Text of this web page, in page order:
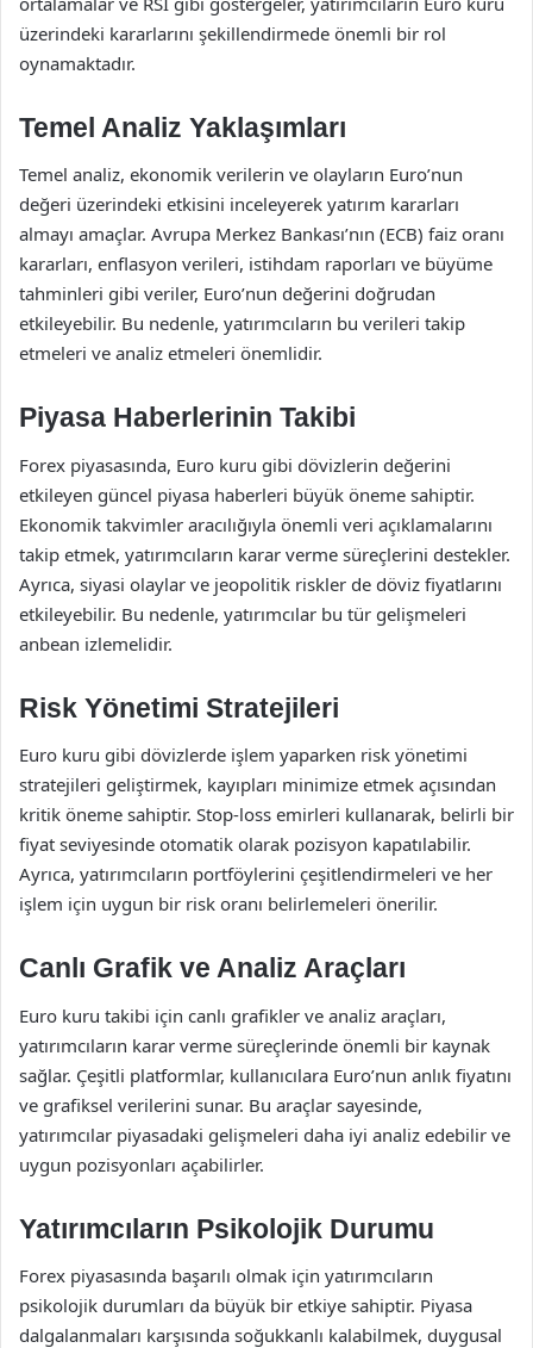
üzerindeki kararlarını şekillendirmede önemli bir rol
oynamaktadır.
Temel Analiz Yaklaşımları
Temel analiz, ekonomik verilerin ve olayların Euro’nun
değeri üzerindeki etkisini inceleyerek yatırım kararları
almayı amaçlar. Avrupa Merkez Bankası’nın (ECB) faiz oranı
kararları, enflasyon verileri, istihdam raporları ve büyüme
tahminleri gibi veriler, Euro’nun değerini doğrudan
etkileyebilir. Bu nedenle, yatırımcıların bu verileri takip
etmeleri ve analiz etmeleri önemlidir.
Piyasa Haberlerinin Takibi
Forex piyasasında, Euro kuru gibi dövizlerin değerini
etkileyen güncel piyasa haberleri büyük öneme sahiptir.
Ekonomik takvimler aracılığıyla önemli veri açıklamalarını
takip etmek, yatırımcıların karar verme süreçlerini destekler.
Ayrıca, siyasi olaylar ve jeopolitik riskler de döviz fiyatlarını
etkileyebilir. Bu nedenle, yatırımcılar bu tür gelişmeleri
anbean izlemelidir.
Risk Yönetimi Stratejileri
Euro kuru gibi dövizlerde işlem yaparken risk yönetimi
stratejileri geliştirmek, kayıpları minimize etmek açısından
kritik öneme sahiptir. Stop-loss emirleri kullanarak, belirli bir
fiyat seviyesinde otomatik olarak pozisyon kapatılabilir.
Ayrıca, yatırımcıların portföylerini çeşitlendirmeleri ve her
işlem için uygun bir risk oranı belirlemeleri önerilir.
Canlı Grafik ve Analiz Araçları
Euro kuru takibi için canlı grafikler ve analiz araçları,
yatırımcıların karar verme süreçlerinde önemli bir kaynak
sağlar. Çeşitli platformlar, kullanıcılara Euro’nun anlık fiyatını
ve grafiksel verilerini sunar. Bu araçlar sayesinde,
yatırımcılar piyasadaki gelişmeleri daha iyi analiz edebilir ve
uygun pozisyonları açabilirler.
Yatırımcıların Psikolojik Durumu
Forex piyasasında başarılı olmak için yatırımcıların
psikolojik durumları da büyük bir etkiye sahiptir. Piyasa
dalgalanmaları karşısında soğukkanlı kalabilmek, duygusal